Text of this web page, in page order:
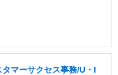
タマーサクセス事務/U・I